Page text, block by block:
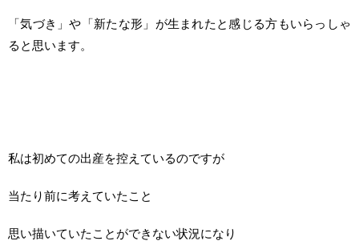
「気づき」や「新たな形」が生まれたと感じる方もいらっしゃ
ると思います。
私は初めての出産を控えているのですが
当たり前に考えていたこと
思い描いていたことができない状況になり